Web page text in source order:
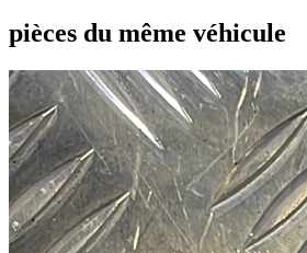
pièces du même véhicule